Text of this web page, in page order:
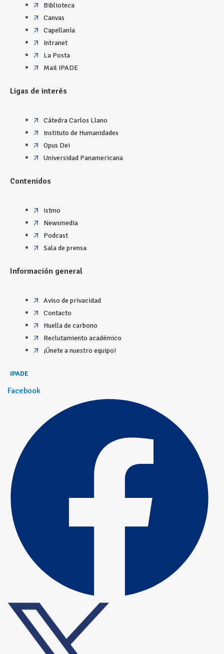
Biblioteca
Canvas
Capellanía
Intranet
La Posta
Mail IPADE
Ligas de interés
Cátedra Carlos Llano
Instituto de Humanidades
Opus Dei
Universidad Panamericana
Contenidos
istmo
Newsmedia
Podcast
Sala de prensa
Información general
Aviso de privacidad
Contacto
Huella de carbono
Reclutamiento académico
¡Únete a nuestro equipo!
IPADE
Facebook